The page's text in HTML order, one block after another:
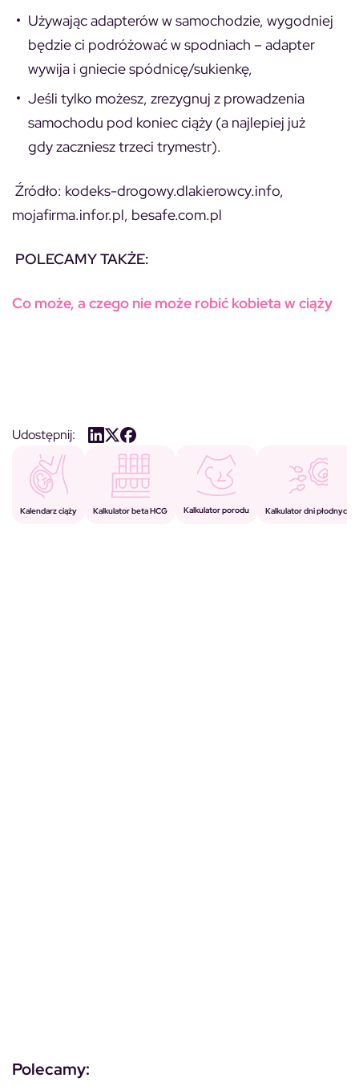
Używając adapterów w samochodzie, wygodniej
będzie ci podróżować w spodniach – adapter
wywija i gniecie spódnicę/sukienkę,
Jeśli tylko możesz, zrezygnuj z prowadzenia
samochodu pod koniec ciąży (a najlepiej już
gdy zaczniesz trzeci trymestr).
Źródło: kodeks-drogowy.dlakierowcy.info,
mojafirma.infor.pl, besafe.com.pl
POLECAMY TAKŻE:
Co może, a czego nie może robić kobieta w ciąży
Udostępnij:
Kalendarz ciąży Kalkulator beta HCG Kalkulator porodu Kalkulator dni płodnych
Polecamy: